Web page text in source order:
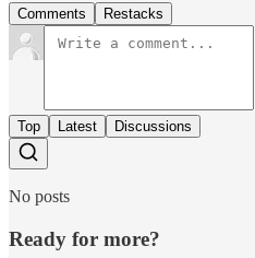
Comments Restacks
Top Latest Discussions
No posts
Ready for more?